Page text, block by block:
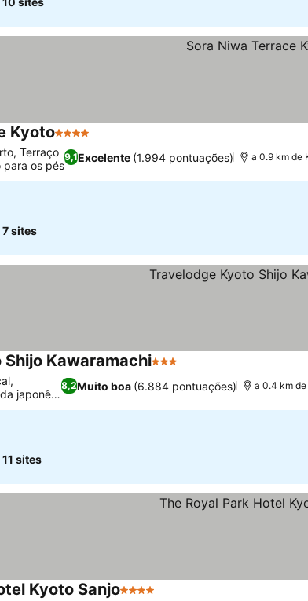
Kyoto4 Estrelas
9,1Excelente (1.994 pontuações)
Terraço
para os pés
a 0.9 km de
7 sites
Kawaramachi3 Estrelas
8,2Muito boa (6.884 pontuações)
japonês
a 0.4 km
11 sites
Kyoto Sanjo4 Estrelas